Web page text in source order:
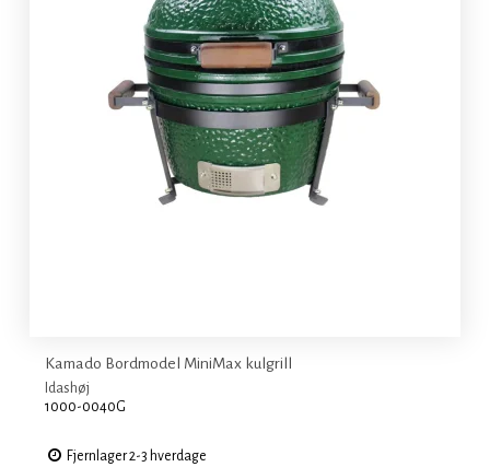
Kamado Bordmodel MiniMax kulgrill
Idashøj
1000-0040G
Fjernlager 2-3 hverdage